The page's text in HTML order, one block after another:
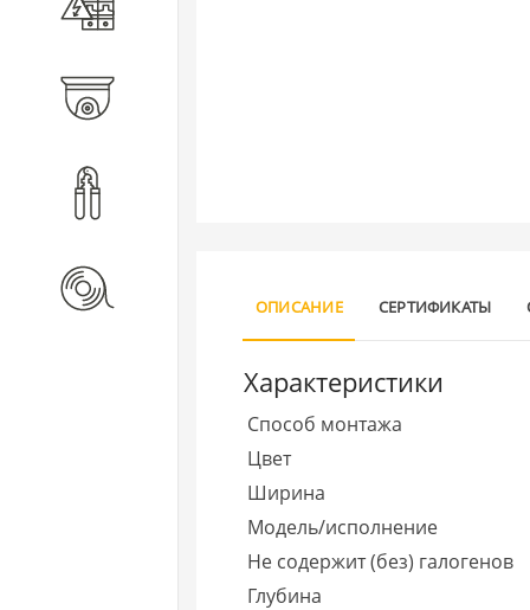
ОПИСАНИЕ СЕРТИФИКАТЫ
Характеристики
Способ монтажа
Цвет
Ширина
Модель/исполнение
Не содержит (без) галогенов
Глубина